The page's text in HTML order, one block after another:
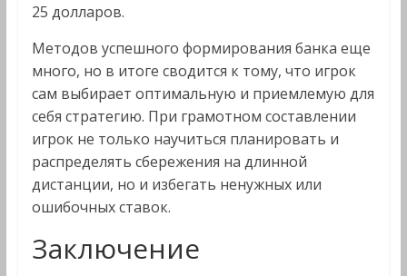
25 долларов.
Методов успешного формирования банка еще
много, но в итоге сводится к тому, что игрок
сам выбирает оптимальную и приемлемую для
себя стратегию. При грамотном составлении
игрок не только научиться планировать и
распределять сбережения на длинной
дистанции, но и избегать ненужных или
ошибочных ставок.
Заключение